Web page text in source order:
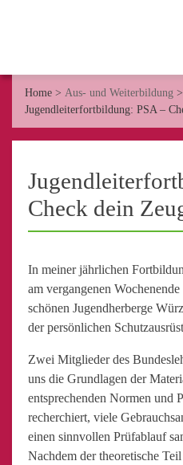
Home > Aus- und Weiterbildung >
Jugendleiterfortbildung: PSA –
Check dein
In meiner jährlichen
am vergangenen
schönen Jugendherberge
der persönlichen
Zwei Mitglieder des
uns die Grundlagen der
entsprechenden Normen und
recherchiert, viele
einen sinnvollen Prüfablauf
Nachdem der theoretische